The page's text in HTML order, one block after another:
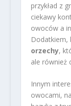
przykład z
ciekawy
owoców a
Dodatkiem,
orzechy,
ale również
Innym
owocami,